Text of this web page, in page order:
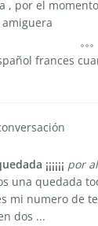
, por el
frances
¡¡¡¡¡¡ por
una quedada
mi numero de
dos ...